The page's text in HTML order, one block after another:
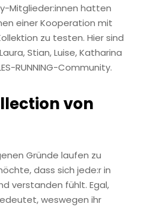
Mitglieder:innen hatten
einer Kooperation mit
zu testen. Hier sind
Stian, Luise, Katharina
RUNNING-Community.
von
Gründe laufen zu
dass sich jede:r in
verstanden fühlt. Egal,
weswegen ihr